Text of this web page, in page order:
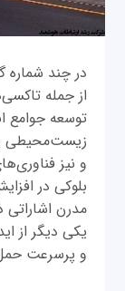
در چند
توسعه جوامع
زیست‌محیطی
و نیز
بلوکی در
مدرن اشاراتی
یکی دیگر از
و پرسرعت